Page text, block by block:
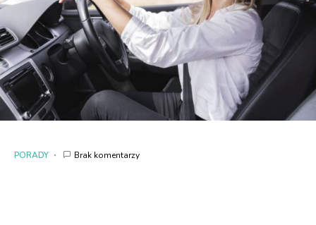
PORADY Brak komentarzy